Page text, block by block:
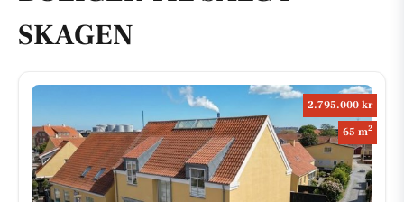
SKAGEN
2.795.000 kr
65 m2